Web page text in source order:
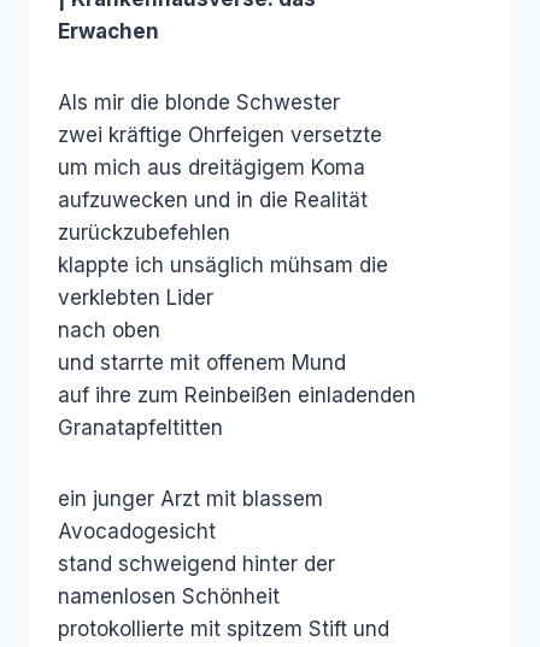
Erwachen
Als mir die blonde Schwester
zwei kräftige Ohrfeigen versetzte
um mich aus dreitägigem Koma
aufzuwecken und in die Realität
zurückzubefehlen
klappte ich unsäglich mühsam die
verklebten Lider
nach oben
und starrte mit offenem Mund
auf ihre zum Reinbeißen einladenden
Granatapfeltitten
ein junger Arzt mit blassem
Avocadogesicht
stand schweigend hinter der
namenlosen Schönheit
protokollierte mit spitzem Stift und